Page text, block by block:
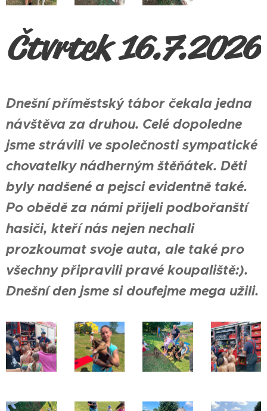
Čtvrtek 16.7.2026
Dnešní příměstský tábor čekala jedna
návštěva za druhou. Celé dopoledne
jsme strávili ve společnosti sympatické
chovatelky nádherným štěňátek. Děti
byly nadšené a pejsci evidentně také.
Po obědě za námi přijeli podbořanští
hasiči, kteří nás nejen nechali
prozkoumat svoje auta, ale také pro
všechny připravili pravé koupaliště:).
Dnešní den jsme si doufejme mega užili.